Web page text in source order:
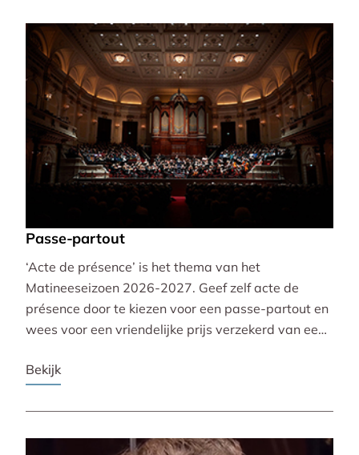
Passe-partout
‘Acte de présence’ is het thema van het
Matineeseizoen 2026-2027. Geef zelf acte de
présence door te kiezen voor een passe-partout en
wees voor een vriendelijke prijs verzekerd van een
Bekijk